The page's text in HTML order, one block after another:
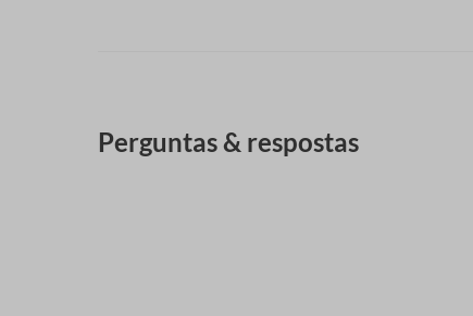
Perguntas & respostas